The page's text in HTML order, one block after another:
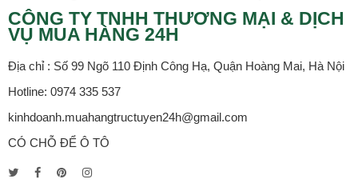
CÔNG TY TNHH THƯƠNG MẠI & DỊCH
VỤ MUA HÀNG 24H
Địa chỉ : Số 99 Ngõ 110 Định Công Hạ, Quận Hoàng Mai, Hà Nội
Hotline: 0974 335 537
kinhdoanh.muahangtructuyen24h@gmail.com
CÓ CHỖ ĐỂ Ô TÔ